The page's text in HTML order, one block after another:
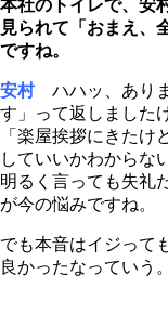
本社のトイレで、安
見られて「おまえ、
ですね。
安村ハハッ、ありま
す」って返しました
「楽屋挨拶にきたけ
していいかわからな
明るく言っても失礼
が今の悩みですね。
でも本音はイジって
良かったなっていう。